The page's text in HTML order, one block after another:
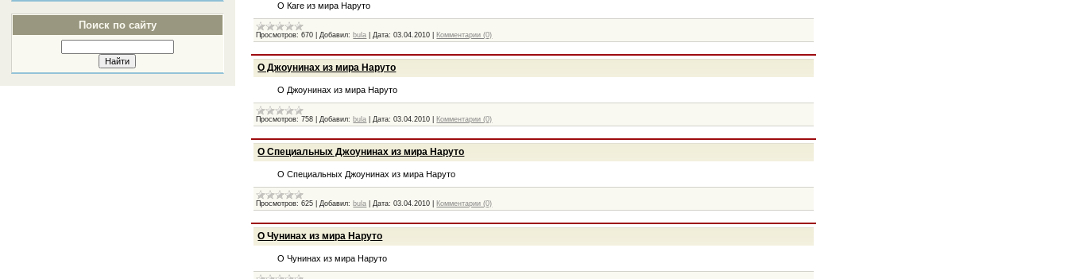
Поиск по сайту
О Каге из мира Наруто
Просмотров: 670 |Добавил: bula |Дата: 03.04.2010 Комментарии (0)
О Джоунинах из мира Наруто
О Джоунинах из мира Наруто
Просмотров: 758 |Добавил: bula |Дата: 03.04.2010 Комментарии (0)
О Специальных Джоунинах из мира Наруто
О Специальных Джоунинах из мира Наруто
Просмотров: 625 |Добавил: bula |Дата: 03.04.2010 Комментарии (0)
О Чунинах из мира Наруто
О Чунинах из мира Наруто